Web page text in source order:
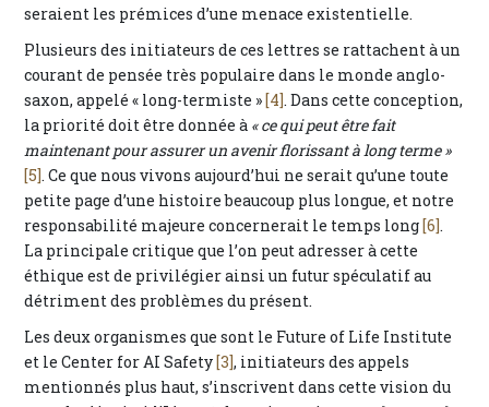
seraient les prémices d’une menace existentielle.
Plusieurs des initiateurs de ces lettres se rattachent à un
courant de pensée très populaire dans le monde anglo-
saxon, appelé « long-termiste »[4]. Dans cette conception,
la priorité doit être donnée à « ce qui peut être fait
maintenant pour assurer un avenir florissant à long terme »
[5]. Ce que nous vivons aujourd’hui ne serait qu’une toute
petite page d’une histoire beaucoup plus longue, et notre
responsabilité majeure concernerait le temps long[6].
La principale critique que l’on peut adresser à cette
éthique est de privilégier ainsi un futur spéculatif au
détriment des problèmes du présent.
Les deux organismes que sont le Future of Life Institute
et le Center for AI Safety[3], initiateurs des appels
mentionnés plus haut, s’inscrivent dans cette vision du